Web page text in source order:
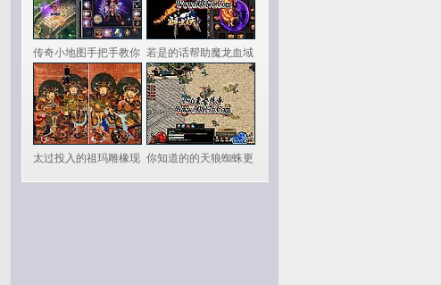
传奇小地图手把手教你 若是的话帮助魔龙血域
太过投入的祖玛雕橡现 你知道的的天狼蜘蛛更